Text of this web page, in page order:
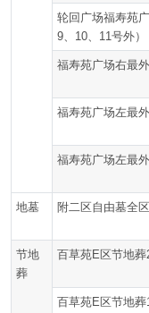
轮回广场福寿苑
9、10、11号外）
福寿苑广场右最
福寿苑广场左最
福寿苑广场左最
地墓 附二区自由墓全区
节地
葬
百草苑E区节地葬
百草苑E区节地葬